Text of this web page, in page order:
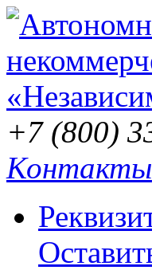
+7 (800)
Контакты